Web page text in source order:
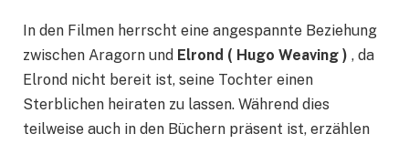
In den Filmen herrscht eine angespannte Beziehung
zwischen Aragorn und Elrond ( Hugo Weaving ) , da
Elrond nicht bereit ist, seine Tochter einen
Sterblichen heiraten zu lassen. Während dies
teilweise auch in den Büchern präsent ist, erzählen